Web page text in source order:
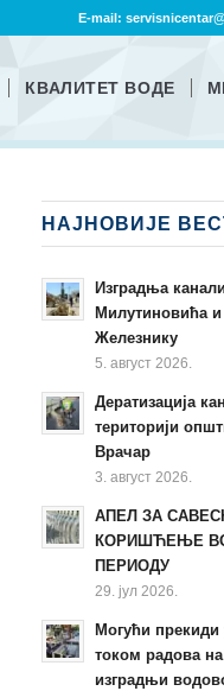
E-mail:
КВАЛИТЕТ ВОДЕ
НАЈНОВИЈЕ
Изградња
Милутиновића
Железнику
5. август 2026.
Дератизација
територији
Врачар
3. август 2026.
АПЕЛ ЗА
КОРИШЋЕЊЕ
ПЕРИОДУ
29. јул 2026.
Могући
током радова
изградњи